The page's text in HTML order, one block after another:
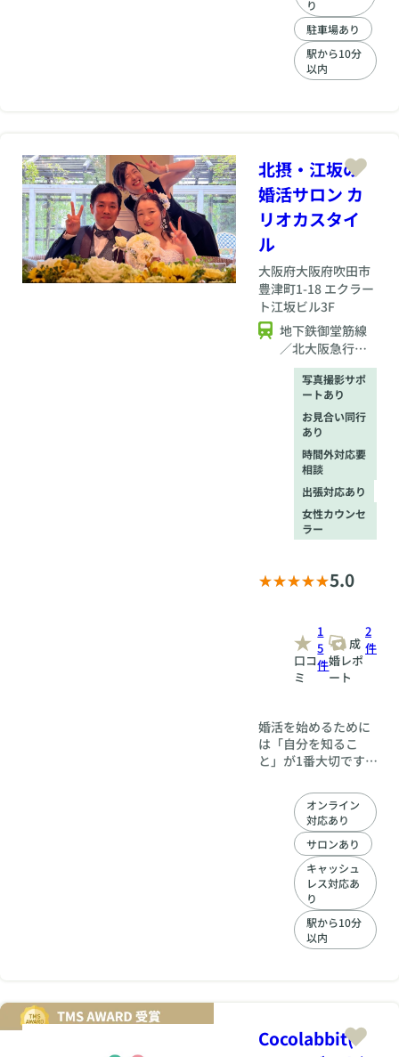
ご相談ください。 こ
の機会に、あなたの
婚活を始めてみませ
んか？ 【期間】
間中に所定のお手続
きをされた方が対象
です。 ※その他の費
用については料金ペ
ージをご確認くださ
い。
り
駐車場あり
駅から10分
以内
北摂・江坂の
婚活サロン カ
リオカスタイ
ル
大阪府大阪府吹田市
豊津町1-18 エクラー
ト江坂ビル3F
地下鉄御堂筋線
／北大阪急行線
「江坂」（5番出
口）1分
写真撮影サポ
ートあり
お見合い同行
あり
時間外対応要
相談
出張対応あり
女性カウンセ
ラー
5.0
口コ
ミ
1
5
件
成
婚レポ
ート
2
件
婚活を始めるために
は「自分を知るこ
と」が1番大切です。
「恋愛パーソナル診
断」を受けていただ
きます。 心理テスト
では基本的なご性格
と恋愛力を診断し
（診断書発行）、そ
れを踏まえてご自身
の生い立ちや過去の
恋愛などについてヒ
ヤリングさせていた
じて「こうすれば上
手くいく」という方
オンライン
対応あり
サロンあり
キャッシュ
レス対応あ
り
駅から10分
以内
Cocolabbit(